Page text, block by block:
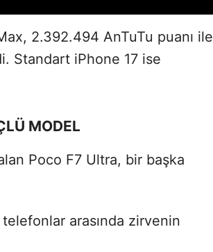
2.392.494 AnTuTu puanı ile
Standart iPhone 17 ise
MODEL
Poco F7 Ultra, bir başka
arasında zirvenin